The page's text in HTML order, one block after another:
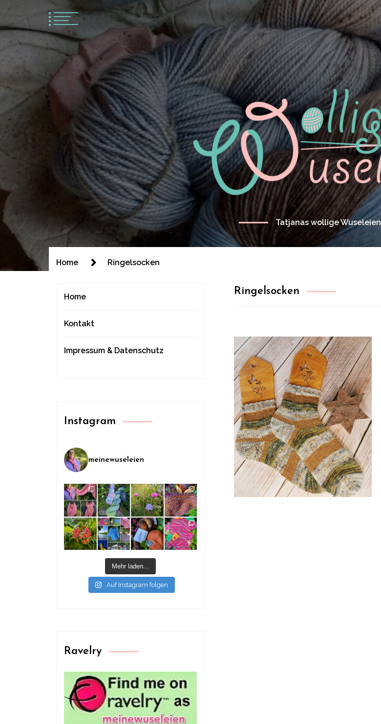
Tatjanas wollige Wuseleien
Home Ringelsocken
Ringelsocken
Home
Kontakt
Impressum & Datenschutz
Instagram
meinewuseleien
Mehr laden...
Auf Instagram folgen
Ravelry